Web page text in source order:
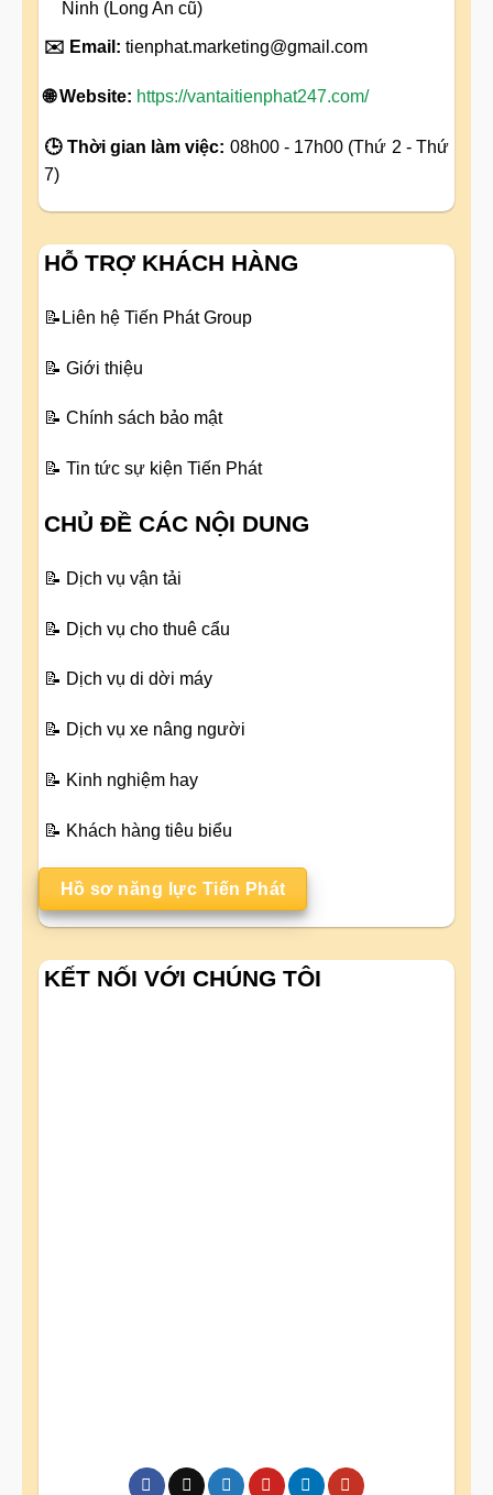
Ninh (Long An cũ)
✉️ Email: tienphat.marketing@gmail.com
🌐 Website: https://vantaitienphat247.com/
🕒 Thời gian làm việc: 08h00 - 17h00 (Thứ 2 - Thứ
7)
HỖ TRỢ KHÁCH HÀNG
📝 Liên hệ Tiến Phát Group
📝 Giới thiệu
📝 Chính sách bảo mật
📝 Tin tức sự kiện Tiến Phát
CHỦ ĐỀ CÁC NỘI DUNG
📝 Dịch vụ vận tải
📝 Dịch vụ cho thuê cẩu
📝 Dịch vụ di dời máy
📝 Dịch vụ xe nâng người
📝 Kinh nghiệm hay
📝 Khách hàng tiêu biểu
Hồ sơ năng lực Tiến Phát
KẾT NỐI VỚI CHÚNG TÔI